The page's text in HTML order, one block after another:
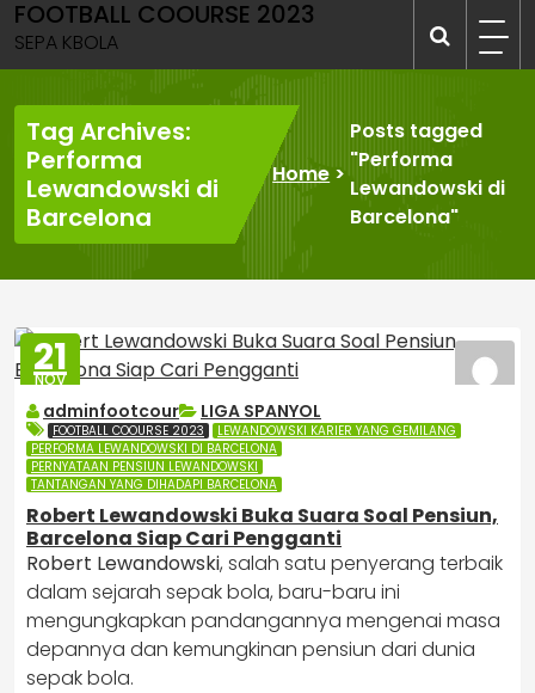
Skip
to
content
FOOTBALL COOURSE 2023
SEPA KBOLA
Tag Archives:
Performa
Lewandowski di
Barcelona
Home>
Posts tagged
"Performa
Lewandowski di
Barcelona"
21
NOV
adminfootcour LIGA SPANYOL
FOOTBALL COOURSE 2023
LEWANDOWSKI KARIER YANG GEMILANG
PERFORMA LEWANDOWSKI DI BARCELONA
PERNYATAAN PENSIUN LEWANDOWSKI
TANTANGAN YANG DIHADAPI BARCELONA
Robert Lewandowski Buka Suara Soal Pensiun,
Barcelona Siap Cari Pengganti
Robert Lewandowski, salah satu penyerang terbaik
dalam sejarah sepak bola, baru-baru ini
mengungkapkan pandangannya mengenai masa
depannya dan kemungkinan pensiun dari dunia
sepak bola.